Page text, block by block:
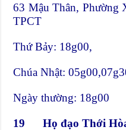
63 Mậu Thân, Phường
TPCT
Thứ Bảy: 18g00,
Chúa Nhật:
Ngày thường: 18g00
19 Họ đạo Thới